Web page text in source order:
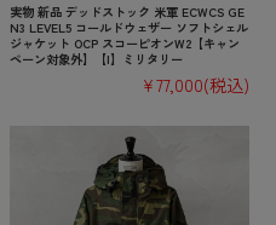
実物 新品 デッドストック 米軍 ECWCS GE
N3 LEVEL5 コールドウェザー ソフトシェル
ジャケット OCP スコーピオンW2【キャン
ペーン対象外】【I】ミリタリー
¥77,000(税込)